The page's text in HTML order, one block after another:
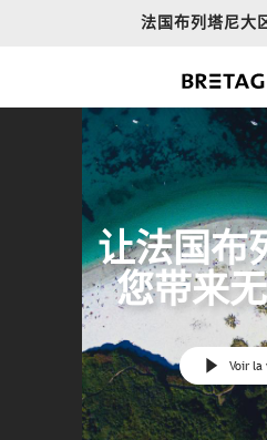
法国布列塔尼大
让法国布
您带来
Voir la